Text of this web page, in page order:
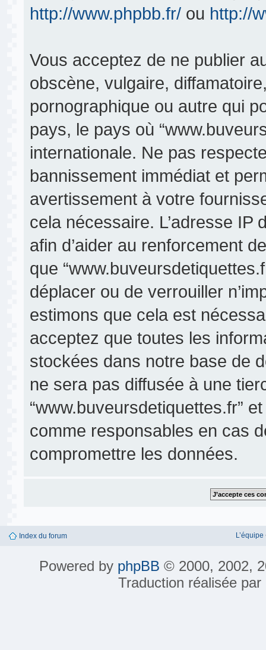
http://www.phpbb.fr/ ou http://
Vous acceptez de ne publier
obscène, vulgaire,
pornographique ou autre qui
pays, le pays où
internationale. Ne pas
bannissement immédiat et
avertissement à votre
cela nécessaire. L’adresse
afin d’aider au renforcement
que
déplacer ou de verrouiller
estimons que cela est
acceptez que toutes les
stockées dans notre base de
ne sera pas diffusée à une
“www.buveursdetiquettes.fr”
comme responsables en cas
compromettre les données.
Index du forum L’équipe
Powered by phpBB © 2000, 2002,
Traduction réalisée par